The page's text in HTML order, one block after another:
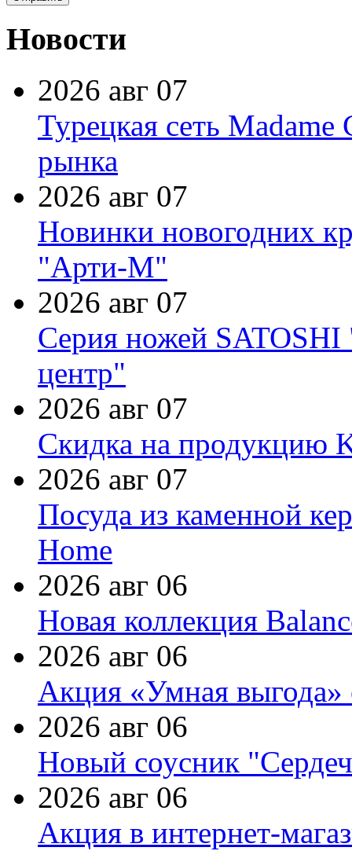
Новости
2026 авг 07
Турецкая сеть Madame
рынка
2026 авг 07
Новинки новогодних
"Арти-М"
2026 авг 07
Серия ножей
центр"
2026 авг 07
Скидка на продукцию
2026 авг 07
Посуда из каменной
Home
2026 авг 06
Новая коллекция
2026 авг 06
Акция «Умная выгода»
2026 авг 06
Новый соусник
2026 авг 06
Акция в интернет-